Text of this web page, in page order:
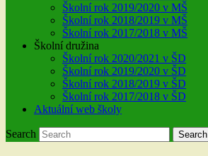
Školní rok 2019/2020 v MŠ
Školní rok 2018/2019 v MŠ
Školní rok 2017/2018 v MŠ
Školní družina
Školní rok 2020/2021 v ŠD
Školní rok 2019/2020 v ŠD
Školní rok 2018/2019 v ŠD
Školní rok 2017/2018 v ŠD
Aktuální web školy
Search Search